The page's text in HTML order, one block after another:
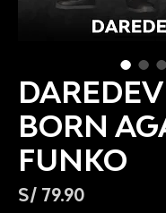
BORN
FUNKO
S/ 79.90Precio